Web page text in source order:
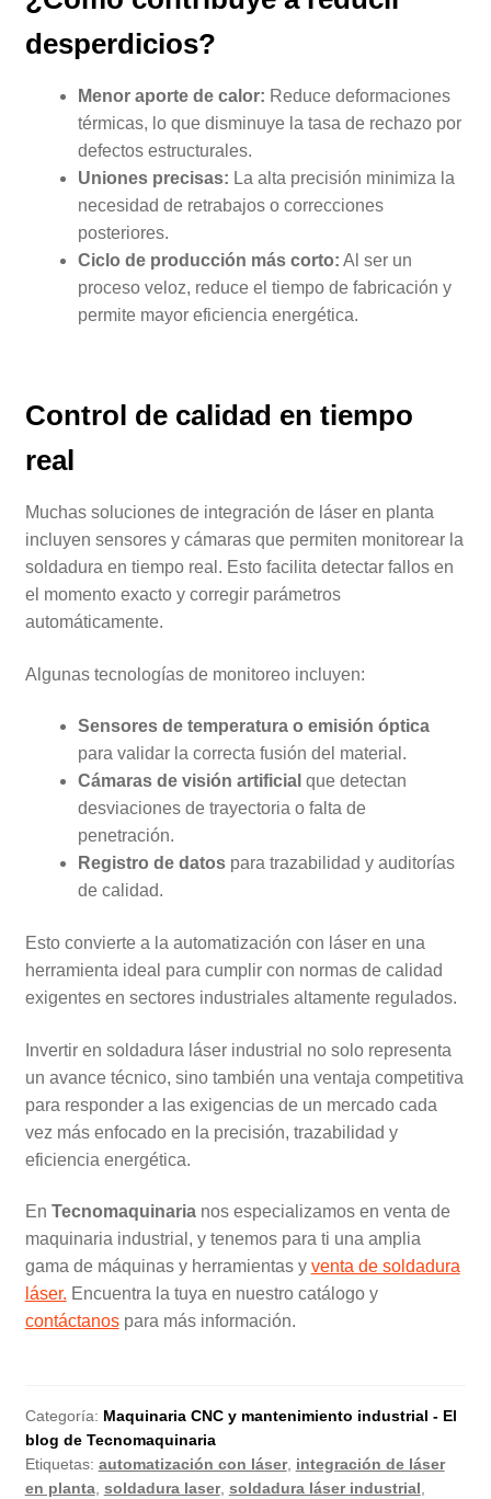
desperdicios?
Menor aporte de calor: Reduce deformaciones
térmicas, lo que disminuye la tasa de rechazo por
defectos estructurales.
Uniones precisas: La alta precisión minimiza la
necesidad de retrabajos o correcciones
posteriores.
Ciclo de producción más corto: Al ser un
proceso veloz, reduce el tiempo de fabricación y
permite mayor eficiencia energética.
Control de calidad en tiempo
real
Muchas soluciones de integración de láser en planta
incluyen sensores y cámaras que permiten monitorear la
soldadura en tiempo real. Esto facilita detectar fallos en
el momento exacto y corregir parámetros
automáticamente.
Algunas tecnologías de monitoreo incluyen:
Sensores de temperatura o emisión óptica
para validar la correcta fusión del material.
Cámaras de visión artificial que detectan
desviaciones de trayectoria o falta de
penetración.
Registro de datospara trazabilidad y auditorías
de calidad.
Esto convierte a la automatización con láser en una
herramienta ideal para cumplir con normas de calidad
exigentes en sectores industriales altamente regulados.
Invertir en soldadura láser industrial no solo representa
un avance técnico, sino también una ventaja competitiva
para responder a las exigencias de un mercado cada
vez más enfocado en la precisión, trazabilidad y
eficiencia energética.
En Tecnomaquinarianos especializamos en venta de
maquinaria industrial, y tenemos para ti una amplia
gama de máquinas y herramientas y venta de soldadura
láser. Encuentra la tuya en nuestro catálogo y
contáctanospara más información.
Categoría: Maquinaria CNC y mantenimiento industrial - El
blog de Tecnomaquinaria
Etiquetas: automatización con láser, integración de láser
en planta, soldadura laser, soldadura láser industrial